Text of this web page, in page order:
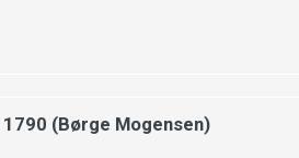
(Børge Mogensen)